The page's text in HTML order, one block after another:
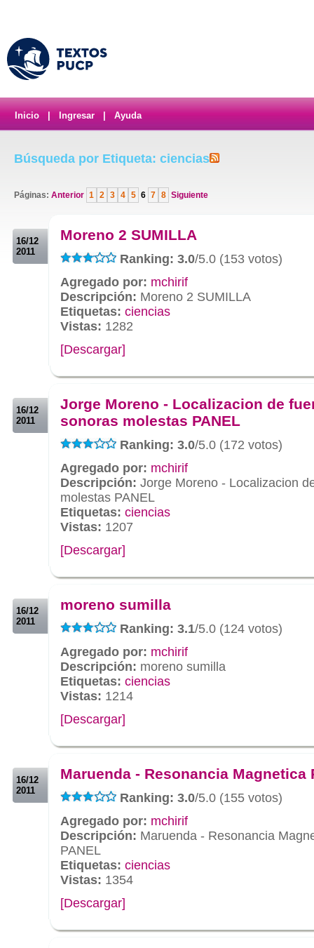
Inicio Ingresar Ayuda
Búsqueda por Etiqueta: ciencias
Páginas: Anterior 1 2 3 4 5 6 7 8 Siguiente
16/12
2011
Moreno 2 SUMILLA
Ranking: 3.0/5.0 (153 votos)
Agregado por: mchirif
Descripción: Moreno 2 SUMILLA
Etiquetas: ciencias
Vistas: 1282
[Descargar]
16/12
2011
Jorge Moreno - Localizacion de
sonoras molestas PANEL
Ranking: 3.0/5.0 (172 votos)
Agregado por: mchirif
Descripción: Jorge Moreno - Localizacion
molestas PANEL
Etiquetas: ciencias
Vistas: 1207
[Descargar]
16/12
2011
moreno sumilla
Ranking: 3.1/5.0 (124 votos)
Agregado por: mchirif
Descripción: moreno sumilla
Etiquetas: ciencias
Vistas: 1214
[Descargar]
16/12
2011
Maruenda - Resonancia Magnetica
Ranking: 3.0/5.0 (155 votos)
Agregado por: mchirif
Descripción: Maruenda - Resonancia
PANEL
Etiquetas: ciencias
Vistas: 1354
[Descargar]